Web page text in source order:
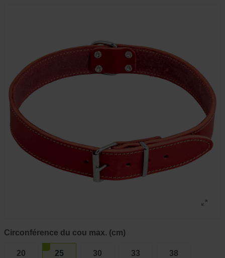
Circonférence du cou max. (cm)
20 25 30 33 38